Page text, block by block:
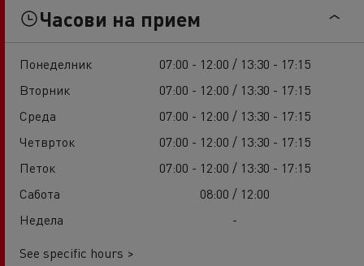
Часови на прием
Понеделник
07:00 - 12:00 / 13:30 - 17:15
Вторник
07:00 - 12:00 / 13:30 - 17:15
Среда
07:00 - 12:00 / 13:30 - 17:15
Четврток
07:00 - 12:00 / 13:30 - 17:15
Петок
07:00 - 12:00 / 13:30 - 17:15
Сабота
08:00 / 12:00
Недела
-
See specific hours >